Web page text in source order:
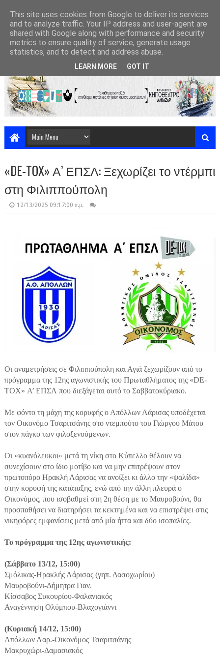
«DE-TOX» Α’ ΕΠΣΛ: Ξεχωρίζει το ντέρμπι
στη Φιλιππούπολη
12/13/2025 09:17:00 π.μ.
Οι αναμετρήσεις σε Φιλιππούπολη και Αγιά ξεχωρίζουν από το
πρόγραμμα της 12ης αγωνιστικής του Πρωταθλήματος της «DE-
TOX» Α’ ΕΠΣΛ που διεξάγεται αυτό το Σαββατοκύριακο.
Με φόντο τη μάχη της κορυφής ο Απόλλων Λάρισας υποδέχεται
τον Οικονόμο Τσαριτσάνης στο ντεμπούτο του Γιώργου Μάτου
στον πάγκο των φιλοξενούμενων.
Οι «κυανόλευκοι» μετά τη νίκη στο Κύπελλο θέλουν να
συνεχίσουν στο ίδιο μοτίβο και να μην επιτρέψουν στον
πρωτοπόρο Ηρακλή Λάρισας να ανοίξει κι άλλο την «ψαλίδα»
στην κορυφή της κατάταξης, ενώ από την άλλη πλευρά ο
Οικονόμος, που ισοβαθμεί στη 2η θέση με το Μαυροβούνι, θα
προσπαθήσει να διατηρήσει τα κεκτημένα και να επιστρέψει στις
νικηφόρες εμφανίσεις μετά από μία ήττα και δύο ισοπαλίες.
Το πρόγραμμα της 12ης αγωνιστικής:
(Σάββατο 13/12, 15:00)
Σμόλικας-Ηρακλής Λάρισας (γηπ. Δασοχωρίου)
Μαυροβούνι-Δήμητρα Γιαν.
Κίσσαβος Συκουρίου-Φαλανιακός
Αναγέννηση Ολύμπου-Βλαχογιάννι
(Κυριακή 14/12, 15:00)
Απόλλων Λαρ.-Οικονόμος Τσαριτσάνης
Μακρυχώρι-Δαμασιακός
This site uses cookies from Google to deliver its services
and to analyze traffic. Your IP address and user-agent are
shared with Google along with performance and security
metrics to ensure quality of service, generate usage
statistics, and to detect and address abuse.
LEARN MORE GOT IT